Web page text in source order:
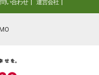
い合わせ 運営会社